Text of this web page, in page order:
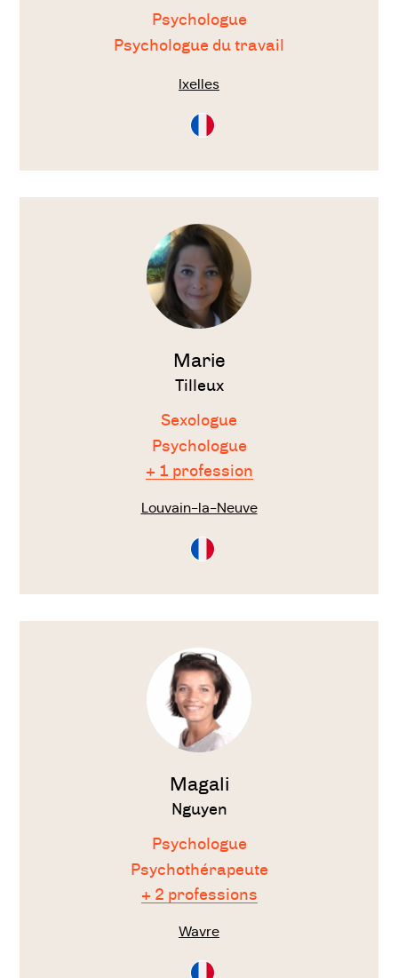
Psychologue
Psychologue du travail
Ixelles
Consultation
en
Voir
Marie
Tilleux
Sexologue
Psychologue
+ 1 profession
Louvain-la-Neuve
Consultation
en
Voir
Magali
Nguyen
Psychologue
Psychothérapeute
+ 2 professions
Wavre
Consultation